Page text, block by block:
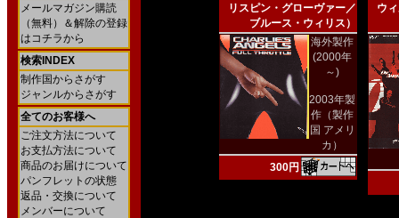
メールマガジン購読
（無料）＆解除の登録
はコチラから
検索INDEX
制作国からさがす
ジャンルからさがす
全てのお客様へ
ご注文方法について
お支払方法について
商品のお届けについて
パンフレットの状態
返品・交換について
メンバーについて
リスピン・グローヴァー／
ブルース・ウィリス）
海外製作
(2000年
～)
2003年製
作（製作
国 アメリ
カ）
300円
ウ